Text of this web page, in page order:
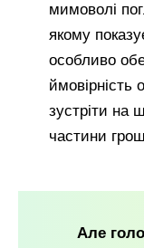
мимоволі
якому
особливо
ймовірність
зустріти на
частини
Але